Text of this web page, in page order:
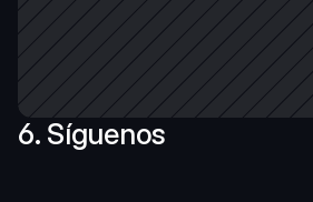
6. Síguenos